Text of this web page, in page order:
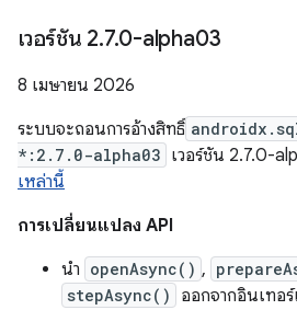
เวอร์ชัน 2.7.0-alpha03
8 เมษายน 2026
ระบบจะถอนการอ้างสิทธิ์
*:2.7.0-alpha03 เวอร์ชัน 2.7.0-
เหล่านี้
การเปลี่ยนแปลง API
นำ openAsync() ,
stepAsync()
ออกจากอินเทอ